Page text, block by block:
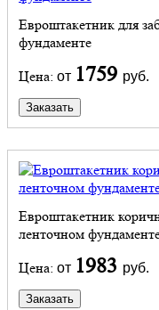
Евроштакетник для
фундаменте
Цена: от 1759 руб.
Заказать
Евроштакетник
ленточном
Цена: от 1983 руб.
Заказать